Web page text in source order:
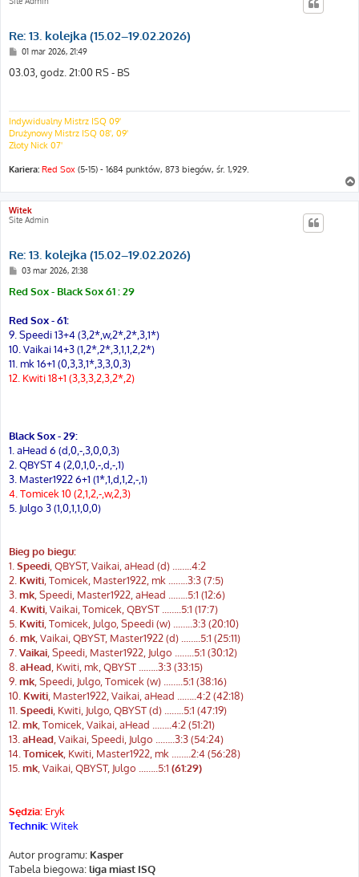
Re: 13. kolejka (15.02–19.02.2026)
P
s
t
01 mar 2026, 21:49
03.03, godz. 21:00 RS - BS
Indywidualny Mistrz ISQ 09'
Drużynowy Mistrz ISQ 08', 09'
Złoty Nick 07'
Kariera: Red Sox (5-15) - 1684 punktów, 873 biegów, śr. 1,929.
Witek
Site Admin
Re: 13. kolejka (15.02–19.02.2026)
P
s
t
03 mar 2026, 21:38
Red Sox - Black Sox 61 : 29
Red Sox - 61:
9. Speedi 13+4 (3,2*,w,2*,2*,3,1*)
10. Vaikai 14+3 (1,2*,2*,3,1,1,2,2*)
11. mk 16+1 (0,3,3,1*,3,3,0,3)
12. Kwiti 18+1 (3,3,3,2,3,2*,2)
Black Sox - 29:
1. aHead 6 (d,0,-,3,0,0,3)
2. QBYST 4 (2,0,1,0,-,d,-,1)
3. Master1922 6+1 (1*,1,d,1,2,-,1)
4. Tomicek 10 (2,1,2,-,w,2,3)
5. Julgo 3 (1,0,1,1,0,0)
Bieg po biegu:
1. Speedi , QBYST, Vaikai, aHead (d) ……..4:2
2. Kwiti , Tomicek, Master1922, mk ...…..3:3 (7:5)
3. mk , Speedi, Master1922, aHead ...…..5:1 (12:6)
4. Kwiti , Vaikai, Tomicek, QBYST ...…..5:1 (17:7)
5. Kwiti , Tomicek, Julgo, Speedi (w) ...…..3:3 (20:10)
6. mk , Vaikai, QBYST, Master1922 (d) ...…..5:1 (25:11)
7. Vaikai , Speedi, Master1922, Julgo ...…..5:1 (30:12)
8. aHead , Kwiti, mk, QBYST ...…..3:3 (33:15)
9. mk , Speedi, Julgo, Tomicek (w) ...…..5:1 (38:16)
10. Kwiti , Master1922, Vaikai, aHead ...…..4:2 (42:18)
11. Speedi , Kwiti, Julgo, QBYST (d) ...…..5:1 (47:19)
12. mk , Tomicek, Vaikai, aHead ...…..4:2 (51:21)
13. aHead , Vaikai, Speedi, Julgo ...…..3:3 (54:24)
14. Tomicek , Kwiti, Master1922, mk ...…..2:4 (56:28)
15. mk , Vaikai, QBYST, Julgo ...…..5:1 (61:29)
Sędzia: Eryk
Technik:Witek
Autor programu: Kasper
Tabela biegowa:liga miast ISQ